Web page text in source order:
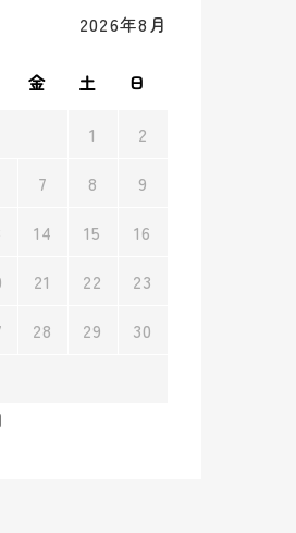
2026年8月
金 土 日
1
2
7 8
9
14 15
16
21 22
23
28 29
30